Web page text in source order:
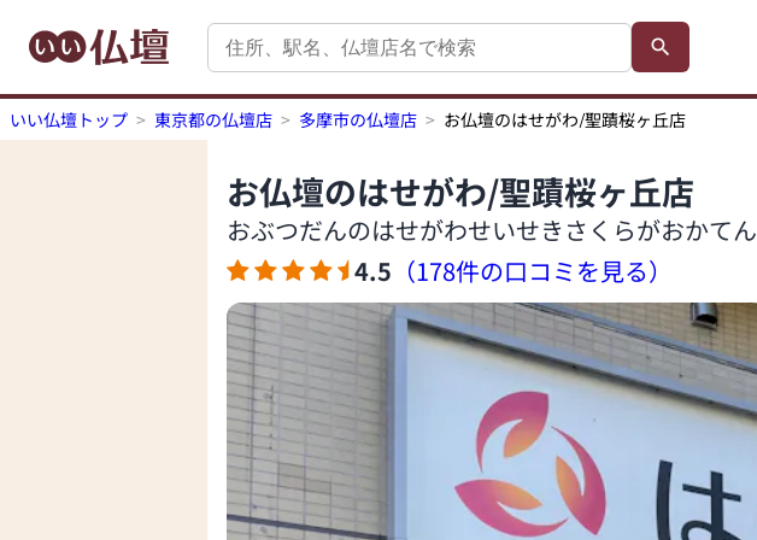
いい仏壇トップ 東京都の仏壇店 多摩市の仏壇店 お仏壇のはせがわ/聖蹟桜ヶ丘店
お仏壇のはせがわ/聖蹟桜ヶ丘店
おぶつだんのはせがわせいせきさくらがおかてん
4.5 （178件の口コミを見る）